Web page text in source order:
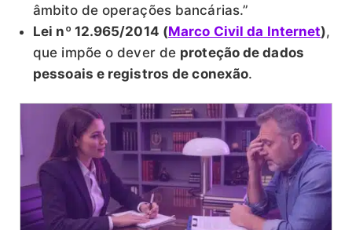
âmbito de operações bancárias.”
Lei nº 12.965/2014 (Marco Civil da Internet),
que impõe o dever de proteção de dados
pessoais e registros de conexão.